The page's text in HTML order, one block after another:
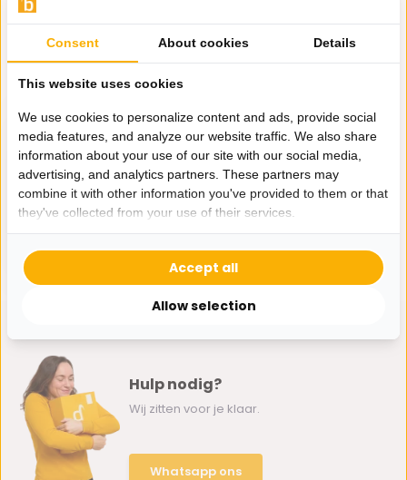
Delen
Eerder bekeken door jou
Pannenset 14-delig |
109,-
Hulp nodig?
Wij zitten voor je klaar.
Whatsapp ons
Consent About cookies Details
This website uses cookies
We use cookies to personalize content and ads, provide social
media features, and analyze our website traffic. We also share
information about your use of our site with our social media,
advertising, and analytics partners. These partners may
combine it with other information you've provided to them or that
they've collected from your use of their services.
Allow selection
Accept all